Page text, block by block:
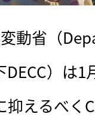
動省（
）は1
えるべく